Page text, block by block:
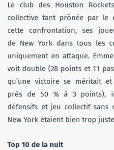
Le club des Houston
collective tant prônée par le
cette confrontation, ses
de New York dans tous les
uniquement en attaque.
voit double (28 points et 11
qu’une victoire se méritait
près de 50 % à 3 points),
défensifs et jeu collectif sans
New York étaient bien trop
Top 10 de la nuit